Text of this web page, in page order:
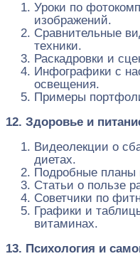
Уроки по
изображений.
Сравнительные
техники.
Раскадровки и
Инфографики с
освещения.
Примеры
12. Здоровье и
Видеолекции о
диетах.
Подробные планы
Статьи о пользе
Советчики по
Графики и
витаминах.
13. Психология и